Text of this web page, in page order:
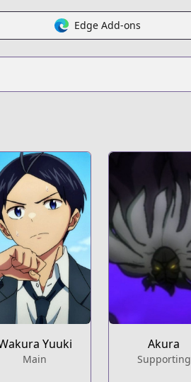
Edge Add-ons
Yuuki
Main
Akura
Supporting